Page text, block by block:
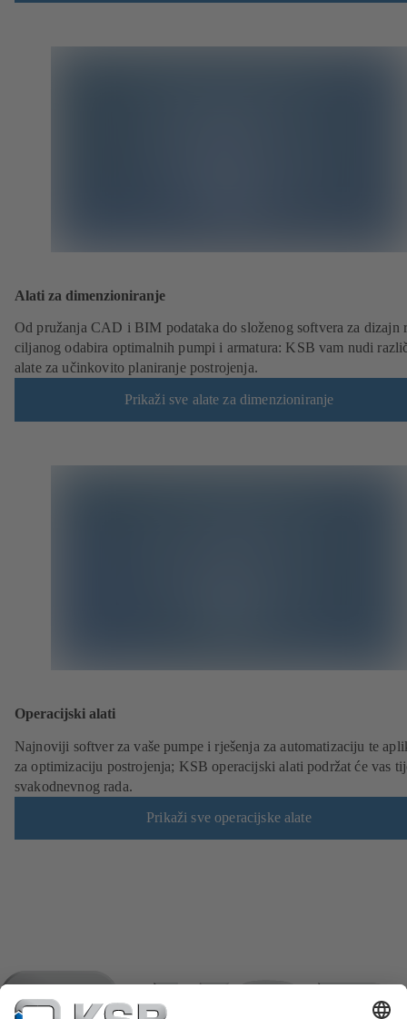
Alati za dimenzioniranje
Od pružanja CAD i BIM podataka do složenog softvera za dizajn
ciljanog odabira optimalnih pumpi i armatura: KSB vam nudi
alate za učinkovito planiranje postrojenja.
Prikaži sve alate za dimenzioniranje
Operacijski alati
Najnoviji softver za vaše pumpe i rješenja za automatizaciju te
za optimizaciju postrojenja; KSB operacijski alati podržat će vas
svakodnevnog rada.
Prikaži sve operacijske alate